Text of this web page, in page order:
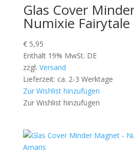
Glas Cover
Numixie Fairytale
€5,95
Enthält 19% MwSt. DE
zzgl. Versand
Lieferzeit: ca. 2-3 Werktage
Zur Wishlist hinzufügen
Zur Wishlist hinzufügen